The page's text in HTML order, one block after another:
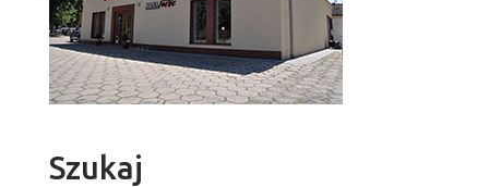
Szukaj